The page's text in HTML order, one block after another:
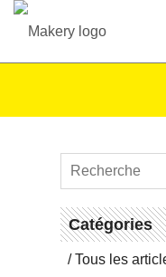
Ca­té­go­ries
Tous les